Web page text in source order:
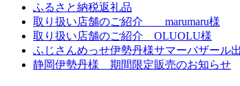
ふるさと納税返礼品
取り扱い店舗のご紹介 marumaru様
取り扱い店舗のご紹介 OLUOLU様
ふじさんめっせ伊勢丹様サマーバザール
静岡伊勢丹様 期間限定販売のお知らせ